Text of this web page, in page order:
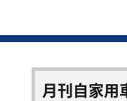
月刊自家用